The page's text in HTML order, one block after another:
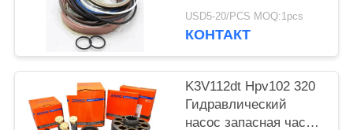
экскаватора
конструкции
USD5-20/PCS MOQ:1pcs
КОНТАКТ
K3V112dt Hpv102 320
Гидравлический
насос запасная часть